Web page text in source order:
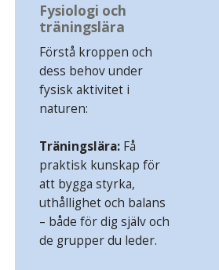
Fysiologi och
träningslära
Förstå kroppen och
dess behov under
fysisk aktivitet i
naturen:
Träningslära: Få
praktisk kunskap för
att bygga styrka,
uthållighet och balans
– både för dig själv och
de grupper du leder.